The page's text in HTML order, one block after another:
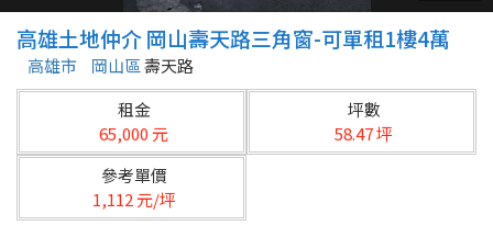
縣市
不限
台北市
基隆市
新北市
區域
高雄土地仲介 岡山壽天路三角窗-可單租1樓4萬
高雄市 岡山區壽天路
租金
65,000 元
坪數
58.47 坪
參考單價
1,112 元/坪